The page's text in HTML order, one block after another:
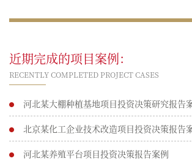
近期完成的项目案例：
RECENTLY COMPLETED PROJECT CASES
河北某大棚种植基地项目投资决策研究报告
北京某化工企业技术改造项目投资决策报告
河北某养殖平台项目投资决策报告案例